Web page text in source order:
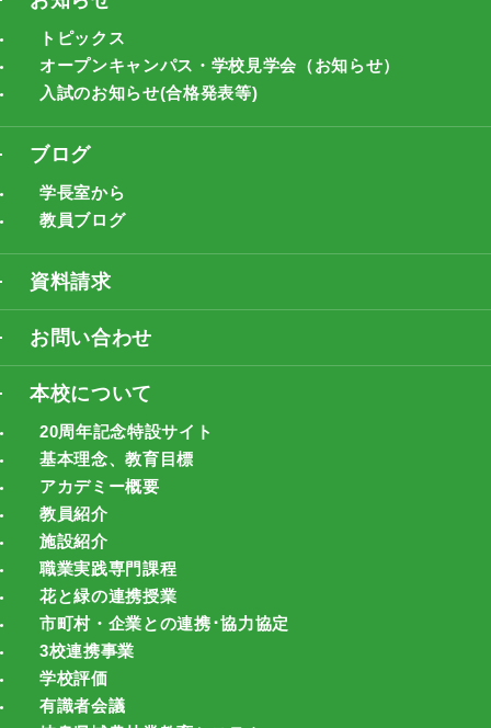
トピックス
オープンキャンパス・学校見学会（お知らせ）
入試のお知らせ(合格発表等)
ブログ
学長室から
教員ブログ
資料請求
お問い合わせ
本校について
20周年記念特設サイト
基本理念、教育目標
アカデミー概要
教員紹介
施設紹介
職業実践専門課程
花と緑の連携授業
市町村・企業との連携･協力協定
3校連携事業
学校評価
有識者会議